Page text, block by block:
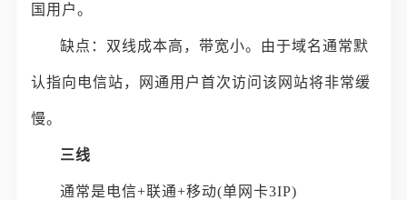
国用户。
缺点：双线成本高，带宽小。由于域名通常默
认指向电信站，网通用户首次访问该网站将非常缓
慢。
三线
通常是电信+联通+移动(单网卡3IP)